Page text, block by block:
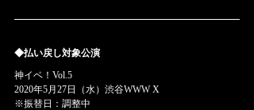
◆払い戻し対象公演
神イベ！Vol.5
2020年5月27日（水）渋谷WWW X
※振替日：調整中